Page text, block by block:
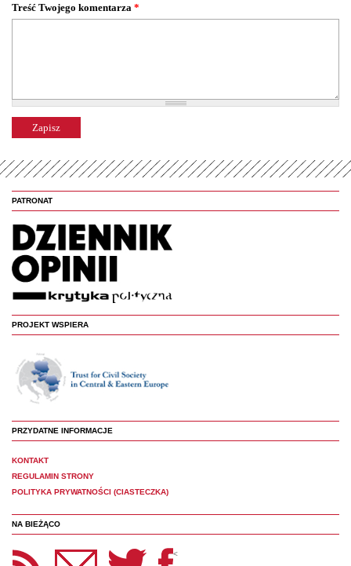
Treść Twojego komentarza *
PATRONAT
PROJEKT WSPIERA
PRZYDATNE INFORMACJE
KONTAKT
REGULAMIN STRONY
POLITYKA PRYWATNOŚCI (CIASTECZKA)
NA BIEŻĄCO
Panoptyka Facebook <